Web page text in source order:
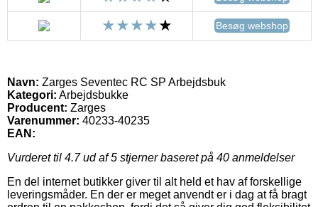
Besøg webshop
Navn: Zarges Seventec RC SP Arbejdsbuk
Kategori: Arbejdsbukke
Producent: Zarges
Varenummer: 40233-40235
EAN:
Vurderet til 4.7ud af 5 stjerner baseret på 40 anmeldelser
En del internet butikker giver til alt held et hav af forskellige
leveringsmåder. En der er meget anvendt er i dag at få bragt